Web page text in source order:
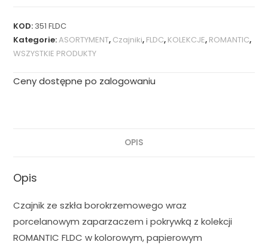
KOD: 351 FLDC
Kategorie:ASORTYMENT, Czajniki, FLDC, KOLEKCJE, ROMANTIC,
WSZYSTKIE PRODUKTY
Ceny dostępne po zalogowaniu
OPIS
Opis
Czajnik ze szkła borokrzemowego wraz
porcelanowym zaparzaczem i pokrywką z kolekcji
ROMANTIC FLDC w kolorowym, papierowym